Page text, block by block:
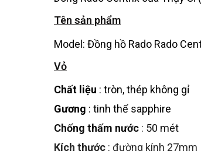
Tên sản phẩm
Model: Đồng hồ Rado Rado
Vỏ
Chất liệu : tròn, thép không gỉ
Gương : tinh thể sapphire
Chống thấm nước : 50 mét
Kích thước : đường kính 27mm